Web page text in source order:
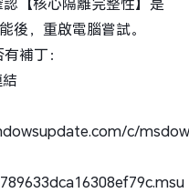
後，重啟電腦嘗試。
補丁：
c/